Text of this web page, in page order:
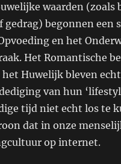
waarden
begonnen een
en het
Het Romantische
Huwelijk bleven
van hun
tijd niet echt los te
dat in onze
op internet.